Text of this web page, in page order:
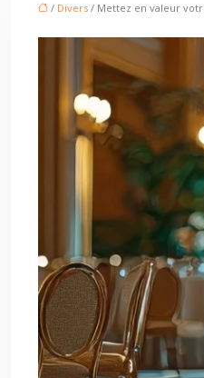
/ Divers / Mettez en valeur